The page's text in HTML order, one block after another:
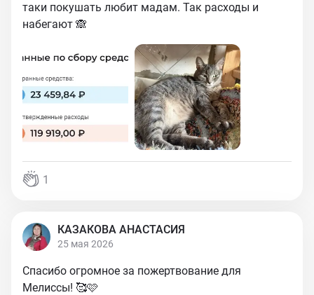
таки покушать любит мадам. Так расходы и
набегают 🙈
1
КАЗАКОВА АНАСТАСИЯ
25 мая 2026
Спасибо огромное за пожертвование для
Мелиссы! 🥰🩷